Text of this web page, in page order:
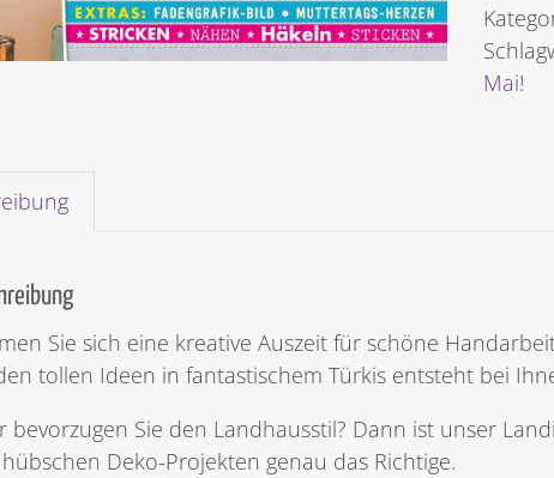
-
Mai!
Sie sich eine kreative Auszeit für schöne
tollen Ideen in fantastischem Türkis entsteht bei
bevorzugen Sie den Landhausstil? Dann ist unser
Deko-Projekten genau das Richtige.